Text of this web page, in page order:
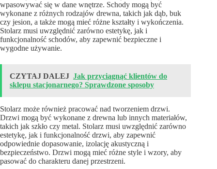
wpasowywać się w dane wnętrze. Schody mogą być
wykonane z różnych rodzajów drewna, takich jak dąb, buk
czy jesion, a także mogą mieć różne kształty i wykończenia.
Stolarz musi uwzględnić zarówno estetykę, jak i
funkcjonalność schodów, aby zapewnić bezpieczne i
wygodne używanie.
CZYTAJ DALEJ Jak przyciągnąć klientów do
sklepu stacjonarnego? Sprawdzone sposoby
Stolarz może również pracować nad tworzeniem drzwi.
Drzwi mogą być wykonane z drewna lub innych materiałów,
takich jak szkło czy metal. Stolarz musi uwzględnić zarówno
estetykę, jak i funkcjonalność drzwi, aby zapewnić
odpowiednie dopasowanie, izolację akustyczną i
bezpieczeństwo. Drzwi mogą mieć różne style i wzory, aby
pasować do charakteru danej przestrzeni.